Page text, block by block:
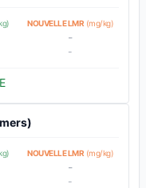
NOUVELLE LMR (mg/kg)
-
-
NOUVELLE LMR (mg/kg)
-
-